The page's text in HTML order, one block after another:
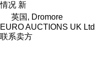
情况 新
英国, Dromore
EURO AUCTIONS UK Ltd
联系卖方